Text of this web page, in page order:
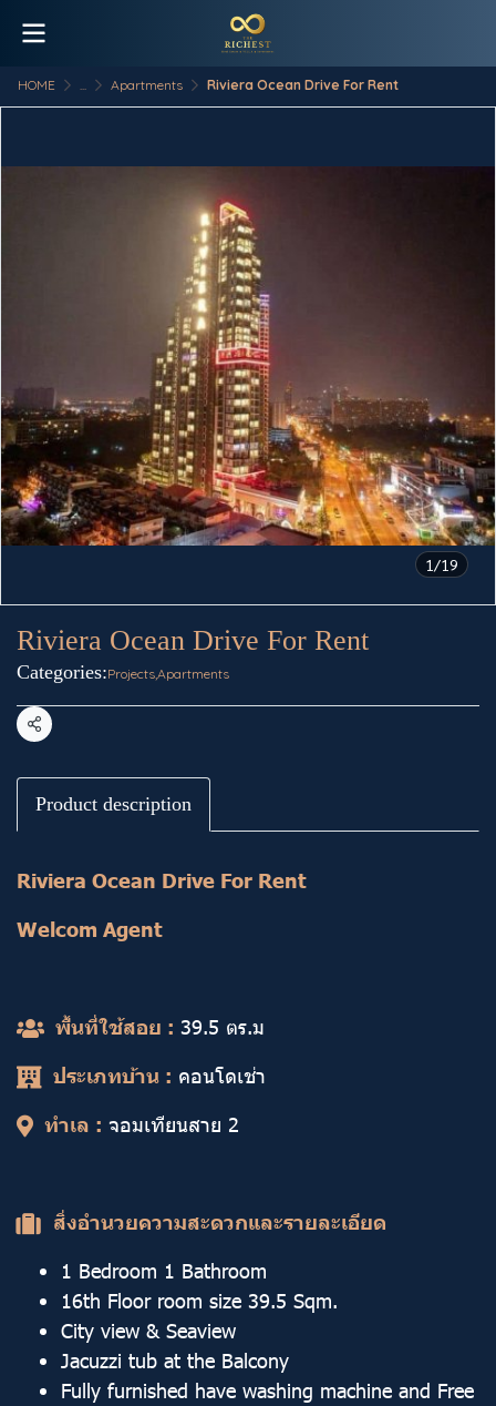
HOME ... Apartments Riviera Ocean Drive For Rent
1/19
Riviera Ocean Drive For Rent
Categories:Projects,Apartments
Share
Product description
Riviera Ocean Drive For Rent
Welcom Agent
พื้นที่ใช้สอย : 39.5 ตร.ม
ประเภทบ้าน : คอนโดเช่า
ทำเล : จอมเทียนสาย 2
สิ่งอำนวยความสะดวกและรายละเอียด
1 Bedroom 1 Bathroom
16th Floor room size 39.5 Sqm.
City view & Seaview
Jacuzzi tub at the Balcony
Fully furnished have washing machine and Free